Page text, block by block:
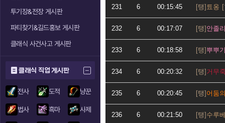
투기장&전장 게시판
파티찾기&길드홍보 게시판
클래식 사건사고 게시판
클래식 직업 게시판
전사 도적 냥꾼
법사 흑마 사제
231 6 00:15:45 툐옹
232 6 00:17:07 안졸
233 6 00:18:58 뿌뿌
234 6 00:20:32 거무
235 6 00:20:45 어둠
236 6 00:21:50 수루